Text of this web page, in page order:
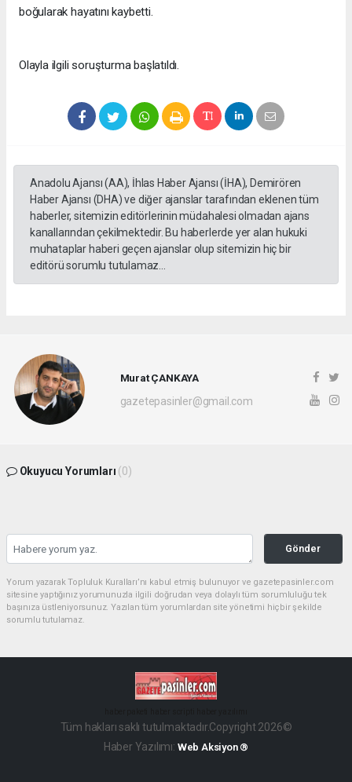
boğularak hayatını kaybetti.
Olayla ilgili soruşturma başlatıldı.
Anadolu Ajansı (AA), İhlas Haber Ajansı (İHA), Demirören
Haber Ajansı (DHA) ve diğer ajanslar tarafından eklenen tüm
haberler, sitemizin editörlerinin müdahalesi olmadan ajans
kanallarından çekilmektedir. Bu haberlerde yer alan hukuki
muhataplar haberi geçen ajanslar olup sitemizin hiç bir
editörü sorumlu tutulamaz...
Murat ÇANKAYA
gazetepasinler@gmail.com
Okuyucu Yorumları (0)
Gönder
Yorum yazarak Topluluk Kuralları’nı kabul etmiş bulunuyor ve gazetepasinler.com
sitesine yaptığınız yorumunuzla ilgili doğrudan veya dolaylı tüm sorumluluğu tek
başınıza üstleniyorsunuz. Yazılan tüm yorumlardan site yönetimi hiçbir şekilde
sorumlu tutulamaz.
Tüm hakları saklı tutulmaktadır.Copyright 2026©
Haber Yazılımı: Web Aksiyon ®